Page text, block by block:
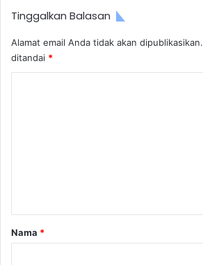
Tinggalkan Balasan
Alamat email Anda tidak akan dipublikasikan.
ditandai *
rNama *